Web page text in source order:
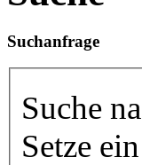
Suchanfrage
Suche
Setze ein